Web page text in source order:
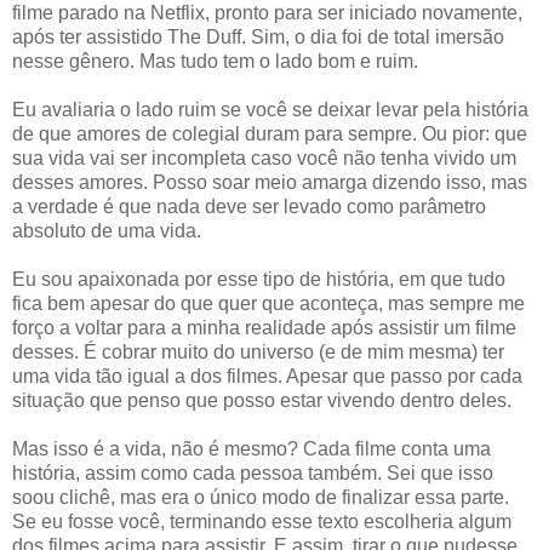
filme parado na Netflix, pronto para ser iniciado novamente,
após ter assistido The Duff. Sim, o dia foi de total imersão
nesse gênero. Mas tudo tem o lado bom e ruim.
Eu avaliaria o lado ruim se você se deixar levar pela história
de que amores de colegial duram para sempre. Ou pior: que
sua vida vai ser incompleta caso você não tenha vivido um
desses amores. Posso soar meio amarga dizendo isso, mas
a verdade é que nada deve ser levado como parâmetro
absoluto de uma vida.
Eu sou apaixonada por esse tipo de história, em que tudo
fica bem apesar do que quer que aconteça, mas sempre me
forço a voltar para a minha realidade após assistir um filme
desses. É cobrar muito do universo (e de mim mesma) ter
uma vida tão igual a dos filmes. Apesar que passo por cada
situação que penso que posso estar vivendo dentro deles.
Mas isso é a vida, não é mesmo? Cada filme conta uma
história, assim como cada pessoa também. Sei que isso
soou clichê, mas era o único modo de finalizar essa parte.
Se eu fosse você, terminando esse texto escolheria algum
dos filmes acima para assistir. E assim, tirar o que pudesse